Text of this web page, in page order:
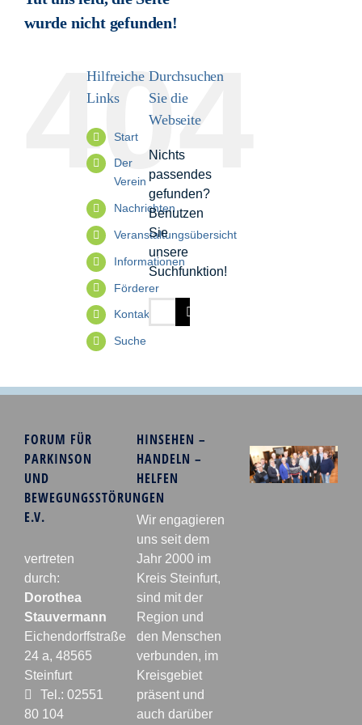
Informationen
wurde nicht gefunden!
404
Hilfreiche
Links
Start
Der
Verein
Nachrichten
Veranstaltungsübersicht
Informationen
Förderer
Kontakt
Suche
Durchsuchen
Sie die
Webseite
Nichts
passendes
gefunden?
Benutzen
Sie
unsere
Suchfunktion!
nach:
FORUM FÜR
PARKINSON
UND
BEWEGUNGSSTÖRUNGEN
E.V.
vertreten
durch:
Dorothea
Stauvermann
Eichendorffstraße
24 a, 48565
Steinfurt
Tel.: 02551
80 104
HINSEHEN –
HANDELN –
HELFEN
Wir engagieren
uns seit dem
Jahr 2000 im
Kreis Steinfurt,
sind mit der
Region und
den Menschen
verbunden, im
Kreisgebiet
präsent und
auch darüber